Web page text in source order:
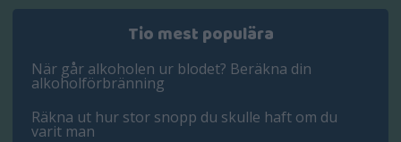
Tio mest populära
När går alkoholen ur blodet? Beräkna din
alkoholförbränning
Räkna ut hur stor snopp du skulle haft om du
varit man